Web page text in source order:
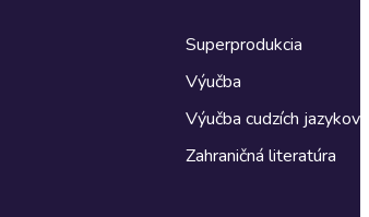
Superprodukcia
Výučba
Výučba cudzích jazykov
Zahraničná literatúra